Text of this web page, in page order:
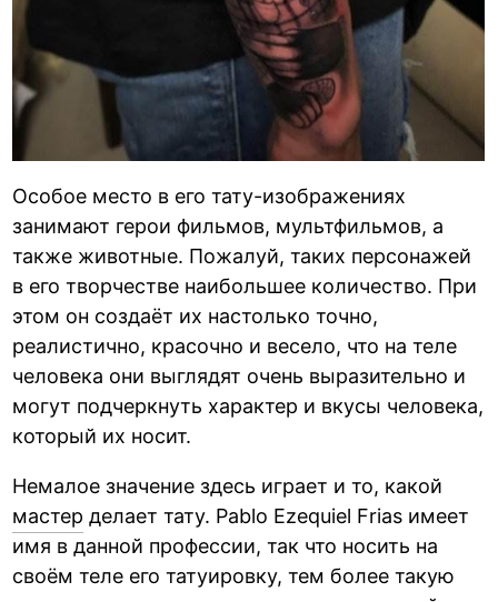
Особое место в его тату-изображениях
занимают герои фильмов, мультфильмов, а
также животные. Пожалуй, таких персонажей
в его творчестве наибольшее количество. При
этом он создаёт их настолько точно,
реалистично, красочно и весело, что на теле
человека они выглядят очень выразительно и
могут подчеркнуть характер и вкусы человека,
который их носит.
Немалое значение здесь играет и то, какой
мастер делает тату. Pablo Ezequiel Frias имеет
имя в данной профессии, так что носить на
своём теле его татуировку, тем более такую